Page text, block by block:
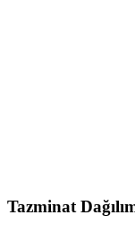
Tazminat